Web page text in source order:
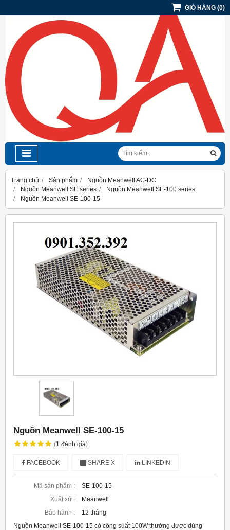
GIỎ HÀNG (0)
Trang chủ Sản phẩm
Nguồn Meanwell AC-DC
Nguồn Meanwell SE series
Nguồn Meanwell SE-100 series
Nguồn Meanwell SE-100-15
Nguồn Meanwell SE-100-15
(1 đánh giá)
FACEBOOK SHARE X LINKEDIN
Mã sản phẩm :
SE-100-15
Xuất xứ :
Meanwell
Bảo hành :
12 tháng
Nguồn Meanwell SE-100-15 có công suất 100W thường được dùng